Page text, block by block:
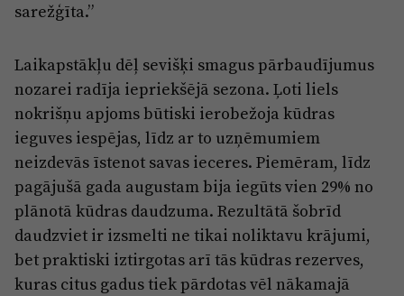
sarežģīta.”
Laikapstākļu dēļ sevišķi smagus pārbaudījumus
nozarei radīja iepriekšējā sezona. Ļoti liels
nokrišņu apjoms būtiski ierobežoja kūdras
ieguves iespējas, līdz ar to uzņēmumiem
neizdevās īstenot savas ieceres. Piemēram, līdz
pagājušā gada augustam bija iegūts vien 29% no
plānotā kūdras daudzuma. Rezultātā šobrīd
daudzviet ir izsmelti ne tikai noliktavu krājumi,
bet praktiski iztirgotas arī tās kūdras rezerves,
kuras citus gadus tiek pārdotas vēl nākamajā